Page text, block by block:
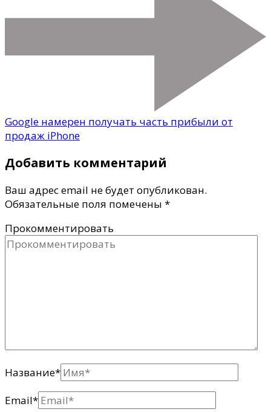
Google намерен получать часть прибыли от
продаж iPhone
Добавить комментарий
Ваш адрес email не будет опубликован.
Обязательные поля помечены *
Прокомментировать
Название*
Email*